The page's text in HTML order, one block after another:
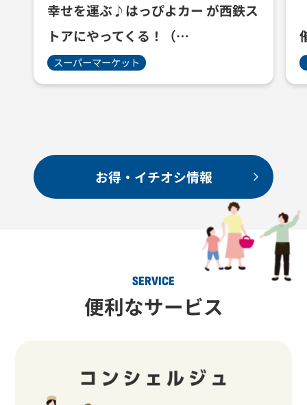
幸せを運ぶ♪はっぴよカー が西鉄ス
トアにやってくる！（…
スーパーマーケット
お得・イチオシ情報
SERVICE
便利なサービス